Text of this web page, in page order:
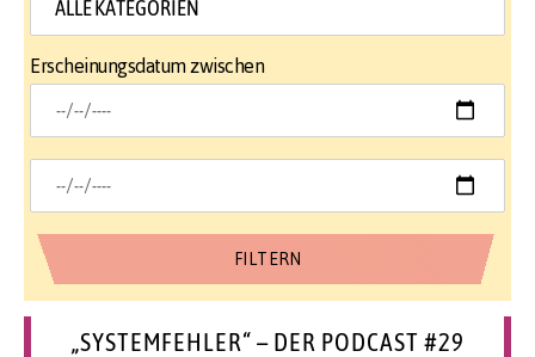
Erscheinungsdatum zwischen
„SYSTEMFEHLER“ – DER PODCAST #29